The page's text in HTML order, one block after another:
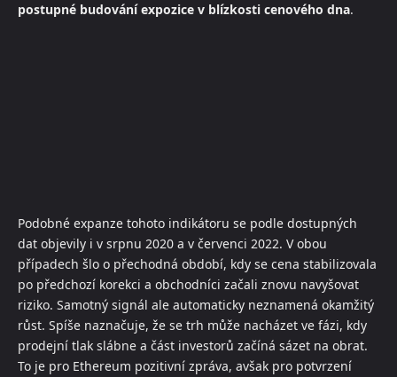
postupné budování expozice v blízkosti cenového dna.
Podobné expanze tohoto indikátoru se podle dostupných
dat objevily i v srpnu 2020 a v červenci 2022. V obou
případech šlo o přechodná období, kdy se cena stabilizovala
po předchozí korekci a obchodníci začali znovu navyšovat
riziko. Samotný signál ale automaticky neznamená okamžitý
růst. Spíše naznačuje, že se trh může nacházet ve fázi, kdy
prodejní tlak slábne a část investorů začíná sázet na obrat.
To je pro Ethereum pozitivní zpráva, avšak pro potvrzení